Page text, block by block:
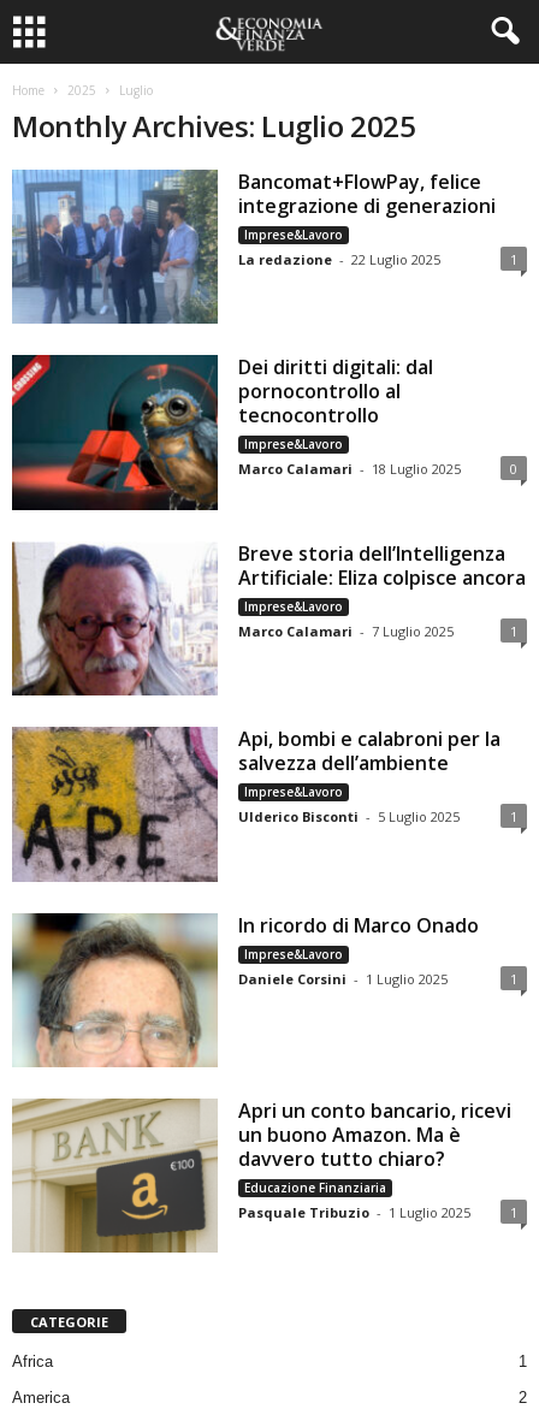
Home 2025 Luglio
Monthly Archives: Luglio 2025
Bancomat+FlowPay, felice
integrazione di generazioni
Imprese&Lavoro
La redazione - 22 Luglio 2025 1
Dei diritti digitali: dal
pornocontrollo al
tecnocontrollo
Imprese&Lavoro
Marco Calamari - 18 Luglio 2025 0
Breve storia dell’Intelligenza
Artificiale: Eliza colpisce ancora
Imprese&Lavoro
Marco Calamari - 7 Luglio 2025 1
Api, bombi e calabroni per la
salvezza dell’ambiente
Imprese&Lavoro
Ulderico Bisconti - 5 Luglio 2025 1
In ricordo di Marco Onado
Imprese&Lavoro
Daniele Corsini - 1 Luglio 2025 1
Apri un conto bancario, ricevi
un buono Amazon. Ma è
davvero tutto chiaro?
Educazione Finanziaria
Pasquale Tribuzio - 1 Luglio 2025 1
CATEGORIE
Africa
1
America
2